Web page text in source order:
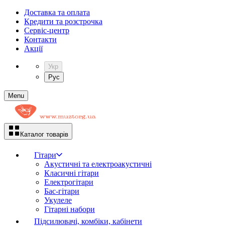
Доставка та оплата
Кредити та розстрочка
Сервіc-центр
Контакти
Акції
Укр
Рус
Menu
Каталог товарів
Гітари
Акустичні та електроакустичні
Класичні гітари
Електрогітари
Бас-гітари
Укулеле
Гітарні набори
Підсилювачі, комбіки, кабінети